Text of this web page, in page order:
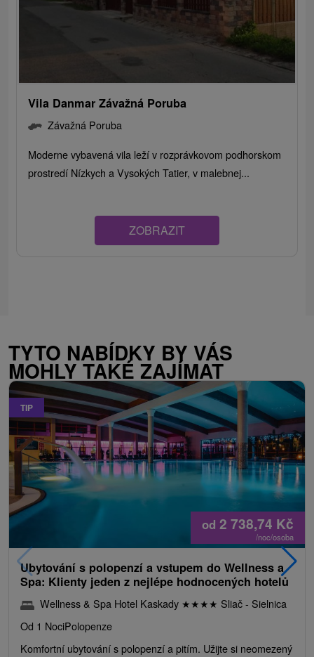
Vila Danmar Závažná Poruba
Závažná Poruba
Moderne vybavená vila leží v rozprávkovom podhorskom
prostredí Nízkych a Vysokých Tatier, v malebnej...
ZOBRAZIT
TYTO NABÍDKY BY VÁS
MOHLY TAKÉ ZAJÍMAT
TIP
od 2 738,74 Kč
/noc/osoba
Ubytování s polopenzí a vstupem do Wellness a
Spa: Klienty jeden z nejlépe hodnocených hotelů
Wellness & Spa Hotel Kaskady ★★★★ Sliač - Sielnica
Od 1 NociPolopenze
Komfortní ubytování s polopenzí a pitím. Užijte si neomezený